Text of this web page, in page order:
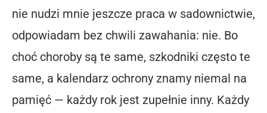
nie nudzi mnie jeszcze praca w sadownictwie,
odpowiadam bez chwili zawahania: nie. Bo
choć choroby są te same, szkodniki często te
same, a kalendarz ochrony znamy niemal na
pamięć — każdy rok jest zupełnie inny. Każdy